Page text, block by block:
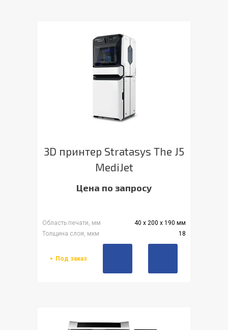
3D принтер Stratasys The J5
MediJet
Цена по запросу
Область печати, мм
40 x 200 x 190 мм
Толщина слоя, мкм
18
Под заказ